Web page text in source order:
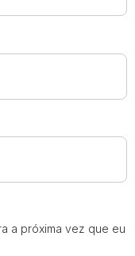
a próxima vez que eu